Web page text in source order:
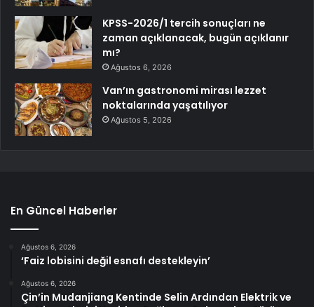
KPSS-2026/1 tercih sonuçları ne
zaman açıklanacak, bugün açıklanır
mı?
Ağustos 6, 2026
Van’ın gastronomi mirası lezzet
noktalarında yaşatılıyor
Ağustos 5, 2026
En Güncel Haberler
Ağustos 6, 2026
‘Faiz lobisini değil esnafı destekleyin’
Ağustos 6, 2026
Çin’in Mudanjiang Kentinde Selin Ardından Elektrik ve